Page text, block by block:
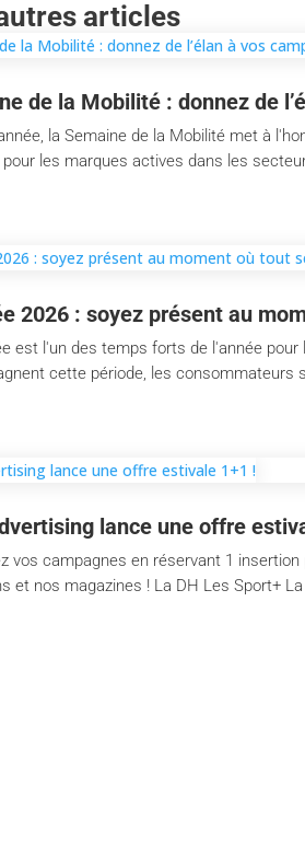
articles
de la Mobilité : donnez de
la Semaine de la Mobilité met à
pour les marques actives dans les
2026 : soyez présent au
est l'un des temps forts de l'année
cette période, les
lance une offre
vos campagnes en réservant 1
et nos magazines ! La DH Les Sport+